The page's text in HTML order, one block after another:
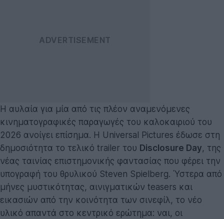
Η αυλαία για μία από τις πλέον αναμενόμενες
κινηματογραφικές παραγωγές του καλοκαιριού του
2026 ανοίγει επίσημα. Η Universal Pictures έδωσε στη
δημοσιότητα το τελικό trailer του Disclosure Day, της
νέας ταινίας επιστημονικής φαντασίας που φέρει την
υπογραφή του θρυλικού Steven Spielberg. Ύστερα από
μήνες μυστικότητας, αινιγματικών teasers και
εικασιών από την κοινότητα των σινεφίλ, το νέο
υλικό απαντά στο κεντρικό ερώτημα: ναι, οι